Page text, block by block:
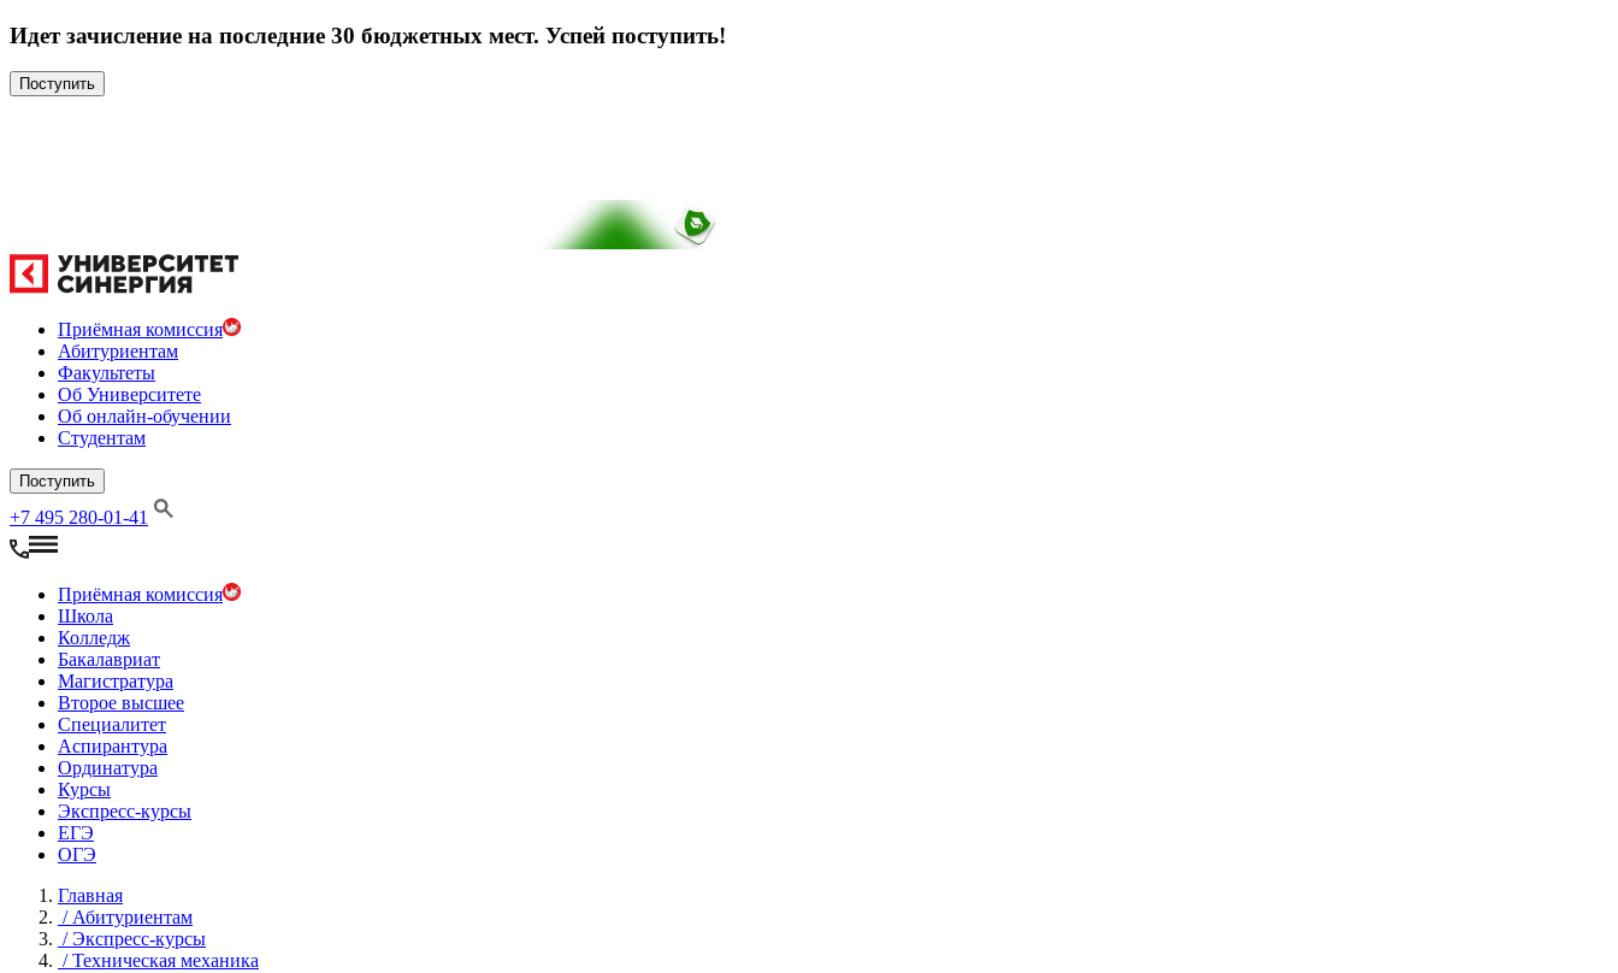
Идет зачисление на последние 30 бюджетных мест. Успей поступить!
Поступить
Приёмная комиссия
Абитуриентам
Факультеты
Об Университете
Об онлайн-обучении
Студентам
Поступить
+7 495 280-01-41
Приёмная комиссия
Школа
Колледж
Бакалавриат
Магистратура
Второе высшее
Специалитет
Аспирантура
Ординатура
Курсы
Экспресс-курсы
ЕГЭ
ОГЭ
Главная
/Абитуриентам
/Экспресс-курсы
/Техническая механика